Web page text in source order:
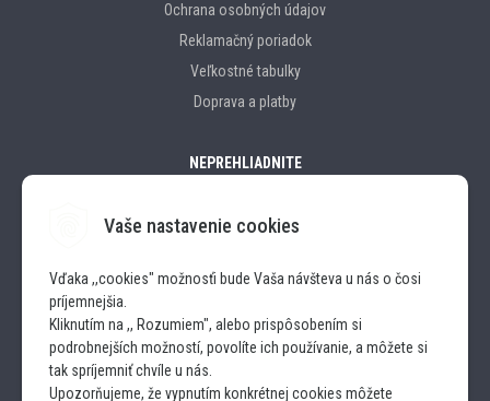
Vaše nastavenie cookies
Vďaka ,,cookies" možnosťi bude Vaša návšteva u nás o čosi
príjemnejšia.
Kliknutím na ,, Rozumiem", alebo prispôsobením si
podrobnejších možností, povolíte ich používanie, a môžete si
tak spríjemniť chvíle u nás.
Upozorňujeme, že vypnutím konkrétnej cookies môžete
Ochrana osobných údajov
Reklamačný poriadok
Veľkostné tabulky
Doprava a platby
NEPREHLIADNITE
INSTAGRAM